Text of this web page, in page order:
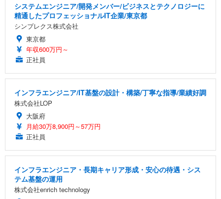
システムエンジニア/開発メンバー/ビジネスとテクノロジーに
精通したプロフェッショナルIT企業/東京都
シンプレクス株式会社
東京都
年収600万円～
正社員
インフラエンジニア/IT基盤の設計・構築/丁寧な指導/業績好調
株式会社LOP
大阪府
月給30万8,900円～57万円
正社員
インフラエンジニア・長期キャリア形成・安心の待遇・シス
テム基盤の運用
株式会社enrich technology